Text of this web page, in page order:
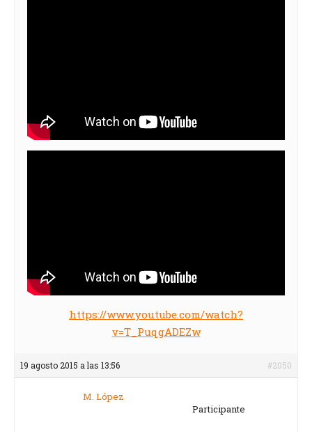
https://www.youtube.com/watch?
v=T_PuqgADEZw
19 agosto 2015 a las 13:56 #2050
M. López
Participante